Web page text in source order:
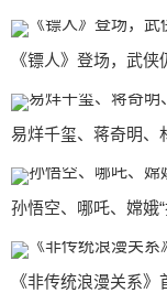
《镖人》登场，武侠
易烊千玺、蒋奇明、
孙悟空、哪吒、嫦娥
《非传统浪漫关系